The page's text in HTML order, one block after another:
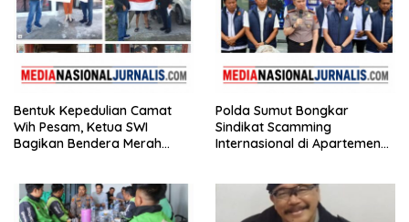
Bentuk Kepedulian Camat
Wih Pesam, Ketua SWI
Bagikan Bendera Merah
Polda Sumut Bongkar
Sindikat Scamming
Internasional di Apartemen